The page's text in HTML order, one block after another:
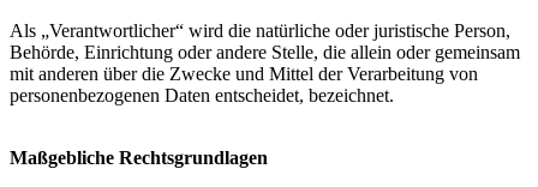
Als „Verantwortlicher“ wird die natürliche oder juristische Person,
Behörde, Einrichtung oder andere Stelle, die allein oder gemeinsam
mit anderen über die Zwecke und Mittel der Verarbeitung von
personenbezogenen Daten entscheidet, bezeichnet.
Maßgebliche Rechtsgrundlagen